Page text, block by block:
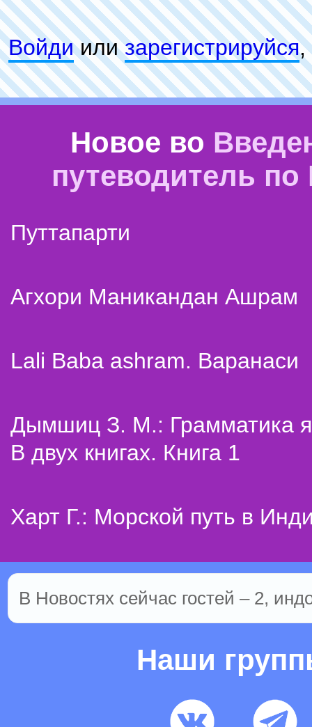
Войдиилизарeгиcтpируйся,
Новое во
путеводитель
Путтапарти
Агхори Маникандан Ашрам
Lali Baba ashram. Варанаси
Дымшиц З. М.: Грамматика
В двух книгах. Книга 1
Харт Г.: Морской путь в
В Новостях сейчас гостей – 2,
Наши